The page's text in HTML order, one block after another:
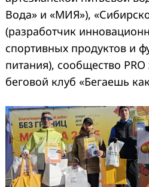
Вода» и «МИЯ»),
(разработчик
спортивных продуктов и
питания), сообщество
беговой клуб «Бегаешь